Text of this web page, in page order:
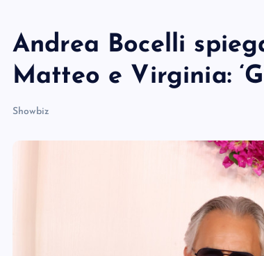
Andrea Bocelli
Matteo e Virginia:
Showbiz